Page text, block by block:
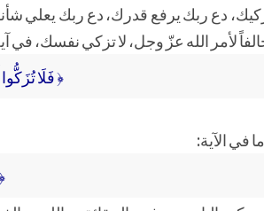
دع ربك يرفع قدرك، دع ربك يعلي
لأمر الله عزّ وجل، لا تزكي نفسك، في
﴿ فَلَا
في الآية: